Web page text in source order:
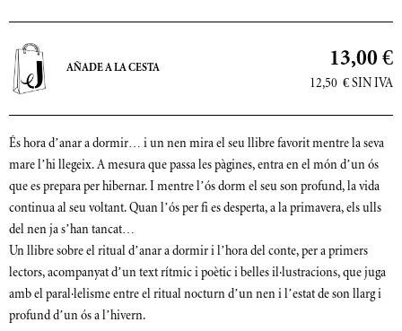
13,00 €
12,50 € SIN IVA
AÑADE A LA CESTA
És hora d’anar a dormir… i un nen mira el seu llibre favorit mentre la seva
mare l’hi llegeix. A mesura que passa les pàgines, entra en el món d’un ós
que es prepara per hibernar. I mentre l’ós dorm el seu son profund, la vida
continua al seu voltant. Quan l’ós per fi es desperta, a la primavera, els ulls
del nen ja s’han tancat…
Un llibre sobre el ritual d’anar a dormir i l’hora del conte, per a primers
lectors, acompanyat d’un text rítmic i poètic i belles il·lustracions, que juga
amb el paral·lelisme entre el ritual nocturn d’un nen i l’estat de son llarg i
profund d’un ós a l’hivern.